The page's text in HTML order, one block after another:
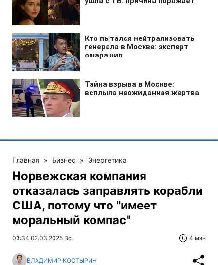
Главная » Бизнес » Энергетика
Норвежская компания
отказалась заправлять корабли
США, потому что "имеет
моральный компас"
03:34 02.03.2025 Вс 4 мин
ВЛАДИМИР КОСТЫРИН